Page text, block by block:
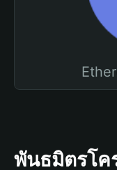
พันธมิตรโค